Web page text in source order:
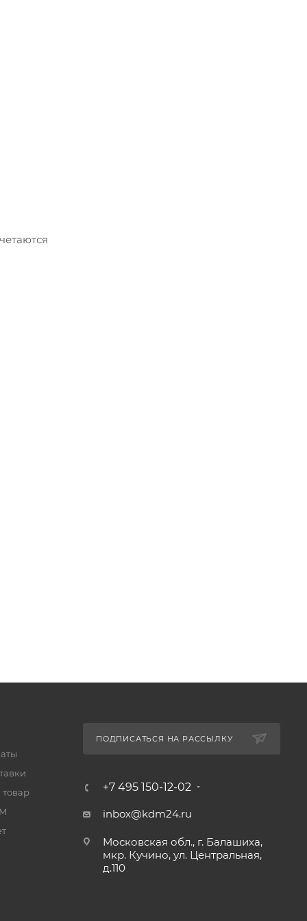
товар
ПОДПИСАТЬСЯ НА РАССЫЛКУ
+7 495 150-12-02
inbox@kdm24.ru
Московская обл., г. Балашиха,
мкр. Кучино, ул. Центральная,
д.110